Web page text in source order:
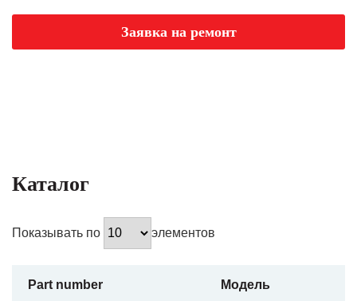
Заявка на ремонт
Каталог
Показывать по элементов
Part number Модель